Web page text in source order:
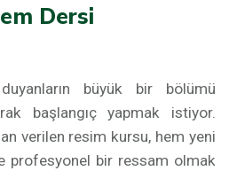
Dersi
büyük bir bölümü
başlangıç yapmak istiyor.
verilen resim kursu, hem yeni
profesyonel bir ressam olmak